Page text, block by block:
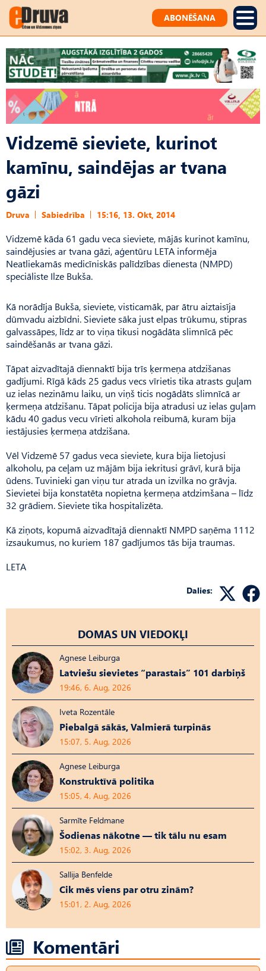
ABONĒŠANA
Vidzemē sieviete, kurinot
kamīnu, saindējas ar tvana
gāzi
Druva Sabiedrība 15:16, 13. Okt, 2014
Vidzemē kāda 61 gadu veca sieviete, mājās kurinot kamīnu,
saindējusies ar tvana gāzi, aģentūru LETA informēja
Neatliekamās medicīniskās palīdzības dienesta (NMPD)
speciāliste Ilze Bukša.
Kā norādīja Bukša, sieviete, visticamāk, par ātru aiztaisīja
dūmvadu aizbīdni. Sieviete sāka just elpas trūkumu, stipras
galvassāpes, līdz ar to viņa tikusi nogādāta slimnīcā pēc
saindēšanās ar tvana gāzi.
Tāpat aizvadītajā diennaktī bija trīs ķermeņa atdzišanas
gadījumi. Rīgā kāds 25 gadus vecs vīrietis tika atrasts guļam
uz ielas nezināmu laiku, un viņš ticis nogādāts slimnīcā ar
ķermeņa atdzišanu. Tāpat policija bija atradusi uz ielas guļam
kādu 40 gadus vecu vīrieti alkohola reibumā, kuram bija
iestājusies ķermeņa atdzišana.
Vēl Vidzemē 57 gadus veca sieviete, kura bija lietojusi
alkoholu, pa ceļam uz mājām bija iekritusi grāvī, kurā bija
ūdens. Tuvinieki gan viņu tur atrada un izvilka no grāvja.
Sievietei bija konstatēta nopietna ķermeņa atdzimšana – līdz
32 grādiem. Sieviete tika hospitalizēta.
Kā ziņots, kopumā aizvadītajā diennaktī NMPD saņēma 1112
izsaukumus, no kuriem 187 gadījumos tās bija traumas.
LETA
Dalies:
DOMAS UN VIEDOKĻI
Agnese Leiburga
Latviešu sievietes “parastais” 101 darbiņš
19:46, 6. Aug, 2026
Iveta Rozentāle
Piebalgā sākās, Valmierā turpinās
15:07, 5. Aug, 2026
Agnese Leiburga
Konstruktīvā politika
15:05, 4. Aug, 2026
Sarmīte Feldmane
Šodienas nākotne — tik tālu nu esam
15:02, 3. Aug, 2026
Sallija Benfelde
Cik mēs viens par otru zinām?
15:01, 2. Aug, 2026
Komentāri